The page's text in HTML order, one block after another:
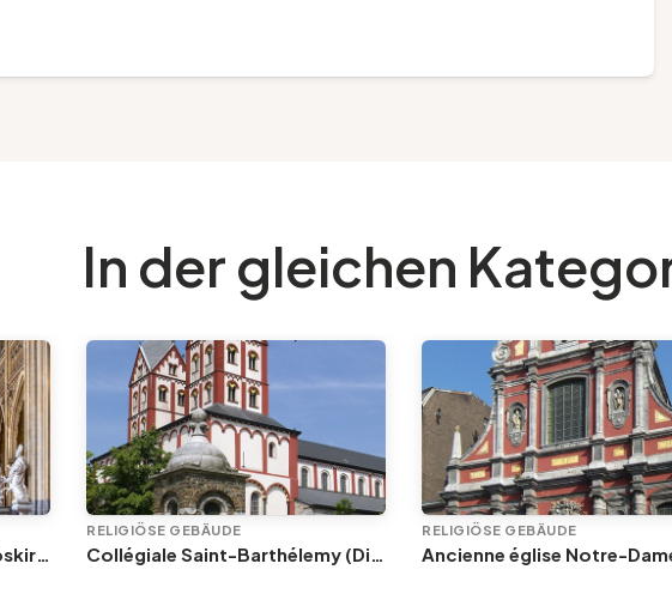
In der gleichen
Église Saint-Jacques (Jakobskirche)
RELIGIÖSE GEBÄUDE
Collégiale Saint-Barthélemy (Die Stiftskirche St. Bartholomäus)
RELIGIÖSE GEBÄUDE